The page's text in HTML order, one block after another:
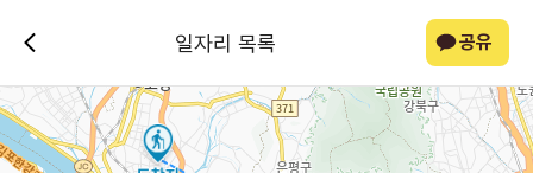
일자리 목록 공유